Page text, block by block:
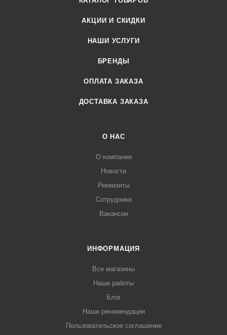
АКЦИИ И СКИДКИ
НАШИ УСЛУГИ
БРЕНДЫ
ОПЛАТА ЗАКАЗА
ДОСТАВКА ЗАКАЗА
О НАС
О компании
Новости
Реквизиты
Сотрудники
Вакансии
ИНФОРМАЦИЯ
Все магазины
Наши работы
Блог
Наши рекомендации
Пользовательское соглашение